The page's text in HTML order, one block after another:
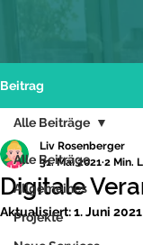
Beitrag
Alle Beiträge
Allgemeines
Projekte
Alle Beiträge
Digitale
Liv Rosenberger
31. Mai 2021 2 Min.
Aktualisiert:1. Juni 2021